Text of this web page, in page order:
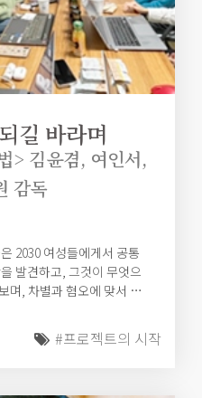
길 바라며
> 김윤겸, 여인서,
감독
2030 여성들에게서 공통
발견하고, 그것이 무엇으
며, 차별과 혐오에 맞서 앞
#프로젝트의 시작